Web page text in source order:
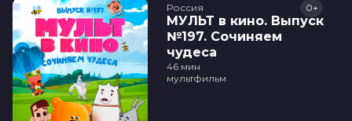
Россия
МУЛЬТ в кино. Выпуск
№197. Сочиняем
чудеса
0+
46 мин
мультфильм